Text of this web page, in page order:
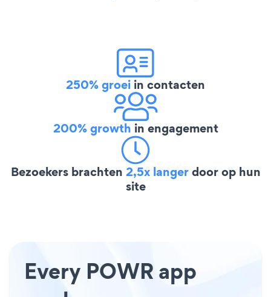
250% groei in contacten
200% growth in engagement
Bezoekers brachten 2,5x langerdoor op hun
site
Every POWR app